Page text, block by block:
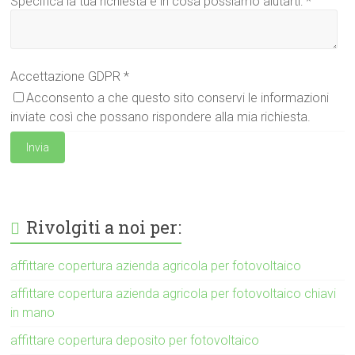
Accettazione GDPR*
Acconsento a che questo sito conservi le informazioni
inviate così che possano rispondere alla mia richiesta.
Invia
Rivolgiti a noi per:
affittare copertura azienda agricola per fotovoltaico
affittare copertura azienda agricola per fotovoltaico chiavi
in mano
affittare copertura deposito per fotovoltaico